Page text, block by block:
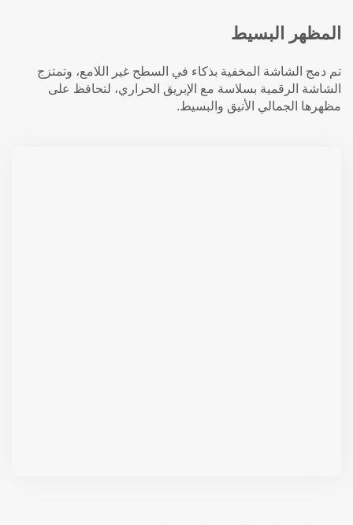
المظهر البسيط
تم دمج الشاشة المخفية بذكاء في السطح غير اللامع، وتمتزج
الشاشة الرقمية بسلاسة مع الإبريق الحراري، لتحافظ على
مظهرها الجمالي الأنيق والبسيط.